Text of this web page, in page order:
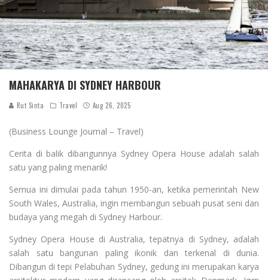
MAHAKARYA DI SYDNEY HARBOUR
Rut Sinta Travel Aug 26, 2025
(Business Lounge Journal – Travel)
Cerita di balik dibangunnya Sydney Opera House adalah salah
satu yang paling menarik!
Semua ini dimulai pada tahun 1950-an, ketika pemerintah New
South Wales, Australia, ingin membangun sebuah pusat seni dan
budaya yang megah di Sydney Harbour.
Sydney Opera House di Australia, tepatnya di Sydney, adalah
salah satu bangunan paling ikonik dan terkenal di dunia.
Dibangun di tepi Pelabuhan Sydney, gedung ini merupakan karya